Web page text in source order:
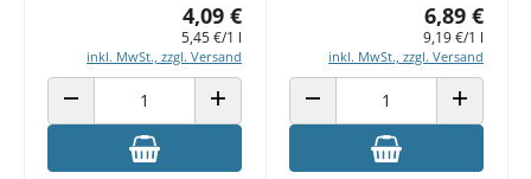
4,09 €
5,45 €/1 l
inkl. MwSt., zzgl. Versand
ANZAHL VERRINGERN ANZAHL ERHÖHEN
6,89 €
9,19 €/1 l
inkl. MwSt., zzgl. Versand
ANZAHL VERRINGERN ANZAHL